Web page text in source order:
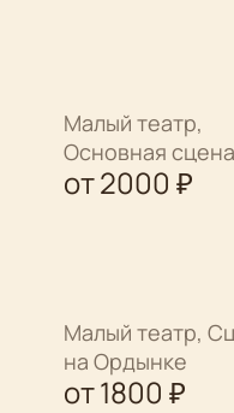
Малый театр,
Основная сцена
от2000 ₽
Малый театр,
на Ордынке
от1800 ₽